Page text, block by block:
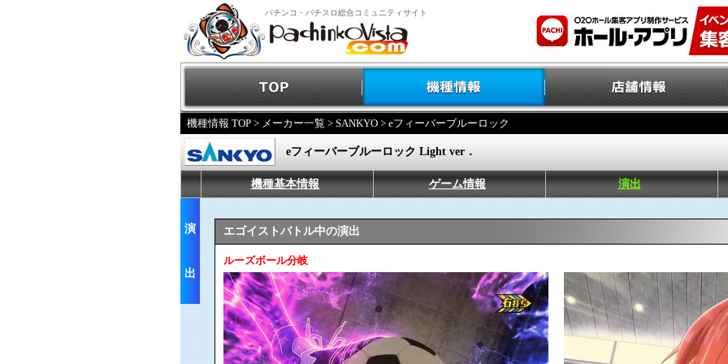
パチンコ・パチスロ総合コミュニティサイト
機種情報 TOP > メーカー一覧 > SANKYO > eフィーバーブルーロック
eフィーバーブルーロック Light ver．
機種基本情報 ゲーム情報 演出
演
出
エゴイストバトル中の演出
ルーズボール分岐